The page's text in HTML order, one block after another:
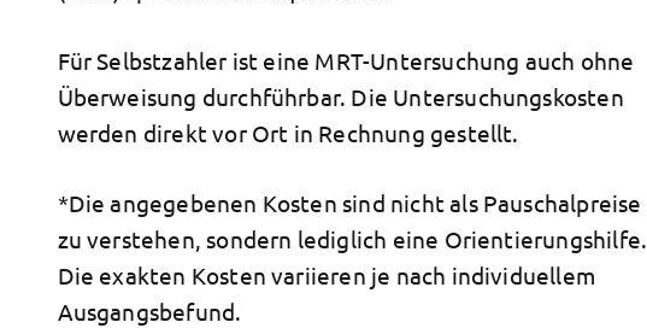
Für Selbstzahler ist eine MRT-Untersuchung auch ohne
Überweisung durchführbar. Die Untersuchungskosten
werden direkt vor Ort in Rechnung gestellt.
*Die angegebenen Kosten sind nicht als Pauschalpreise
zu verstehen, sondern lediglich eine Orientierungshilfe.
Die exakten Kosten variieren je nach individuellem
Ausgangsbefund.